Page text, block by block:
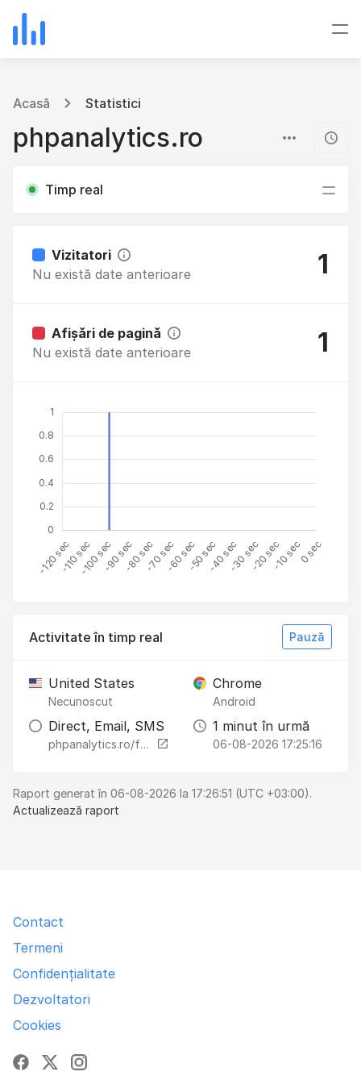
Acasă Statistici
phpanalytics.ro
Timp real
Vizitatori
Nu există date anterioare
1
Afișări de pagină
Nu există date anterioare
1
Activitate în timp real Pauză
United States
Necunoscut
Chrome
Android
Direct, Email, SMS
phpanalytics.ro/forum.gamefear.ro/pages?from=2021-08-31&to=2021-08-31
1 minut în urmă
06-08-2026 17:25:16
Raport generat în 06-08-2026 la 17:26:51 (UTC +03:00).
Actualizează raport
Contact
Termeni
Confidențialitate
Dezvoltatori
Cookies
Facebook
X Instagram